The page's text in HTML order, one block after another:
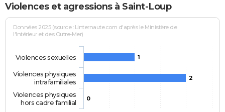
Violences et agressions à Saint-Loup
Données 2025 (source : Linternaute.com d'après le Ministère de
l'Intérieur et des Outre-Mer)
1
2
0
Violences sexuelles
Violences physiques
intrafamiliales
Violences physiques
hors cadre familial